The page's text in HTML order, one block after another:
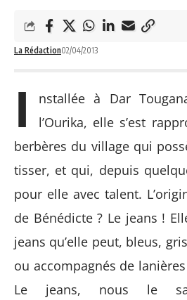
La Rédaction02/04/2013
I
nstallée à Dar
l’Ourika, elle s’est
berbères du village qui
tisser, et qui, depuis
pour elle avec talent.
de Bénédicte ? Le jeans !
jeans qu’elle peut, bleus,
ou accompagnés de
Le jeans, nous le